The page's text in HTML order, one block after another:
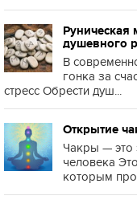
Руническая
душевного
В
гонка за
стресс Обрести душ...
Открытие
Чакры — это
человека
которым